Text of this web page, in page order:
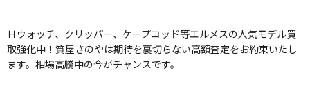
Ｈウォッチ、クリッパー、ケープコッド等エルメスの人気モデル買
取強化中！質屋さのやは期待を裏切らない高額査定をお約束いたし
ます。相場高騰中の今がチャンスです。